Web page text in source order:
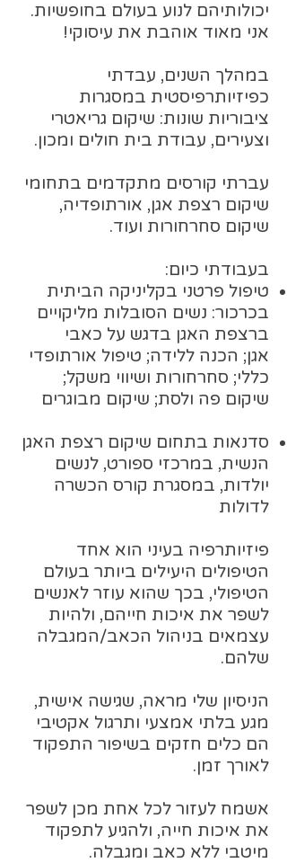
יכולותיהם לנוע בעולם בחופשיות.
אני מאוד אוהבת את עיסוקי!
במהלך השנים, עבדתי
כפיזיותרפיסטית במסגרות
ציבוריות שונות: שיקום גריאטרי
וצעירים, עבודת בית חולים ומכון.
עברתי קורסים מתקדמים בתחומי
שיקום רצפת אגן, אורתופדיה,
שיקום סחרחורות ועוד.
בעבודתי כיום:
טיפול פרטני בקליניקה הביתית
בכרכור: נשים הסובלות מליקויים
ברצפת האגן בדגש על כאבי
אגן; הכנה ללידה; טיפול אורתופדי
כללי; סחרחורות ושיווי משקל;
שיקום פה ולסת; שיקום מבוגרים
סדנאות בתחום שיקום רצפת האגן
הנשית, במרכזי ספורט, לנשים
יולדות, במסגרת קורס הכשרה
לדולות
פיזיותרפיה בעיני הוא אחד
הטיפולים היעילים ביותר בעולם
הטיפולי, בכך שהוא עוזר לאנשים
לשפר את איכות חייהם, ולהיות
עצמאים בניהול הכאב/המגבלה
שלהם.
הניסיון שלי מראה, שגישה אישית,
מגע בלתי אמצעי ותרגול אקטיבי
הם כלים חזקים בשיפור התפקוד
לאורך זמן.
אשמח לעזור לכל אחת מכן לשפר
את איכות חייה, ולהגיע לתפקוד
מיטבי ללא כאב ומגבלה.